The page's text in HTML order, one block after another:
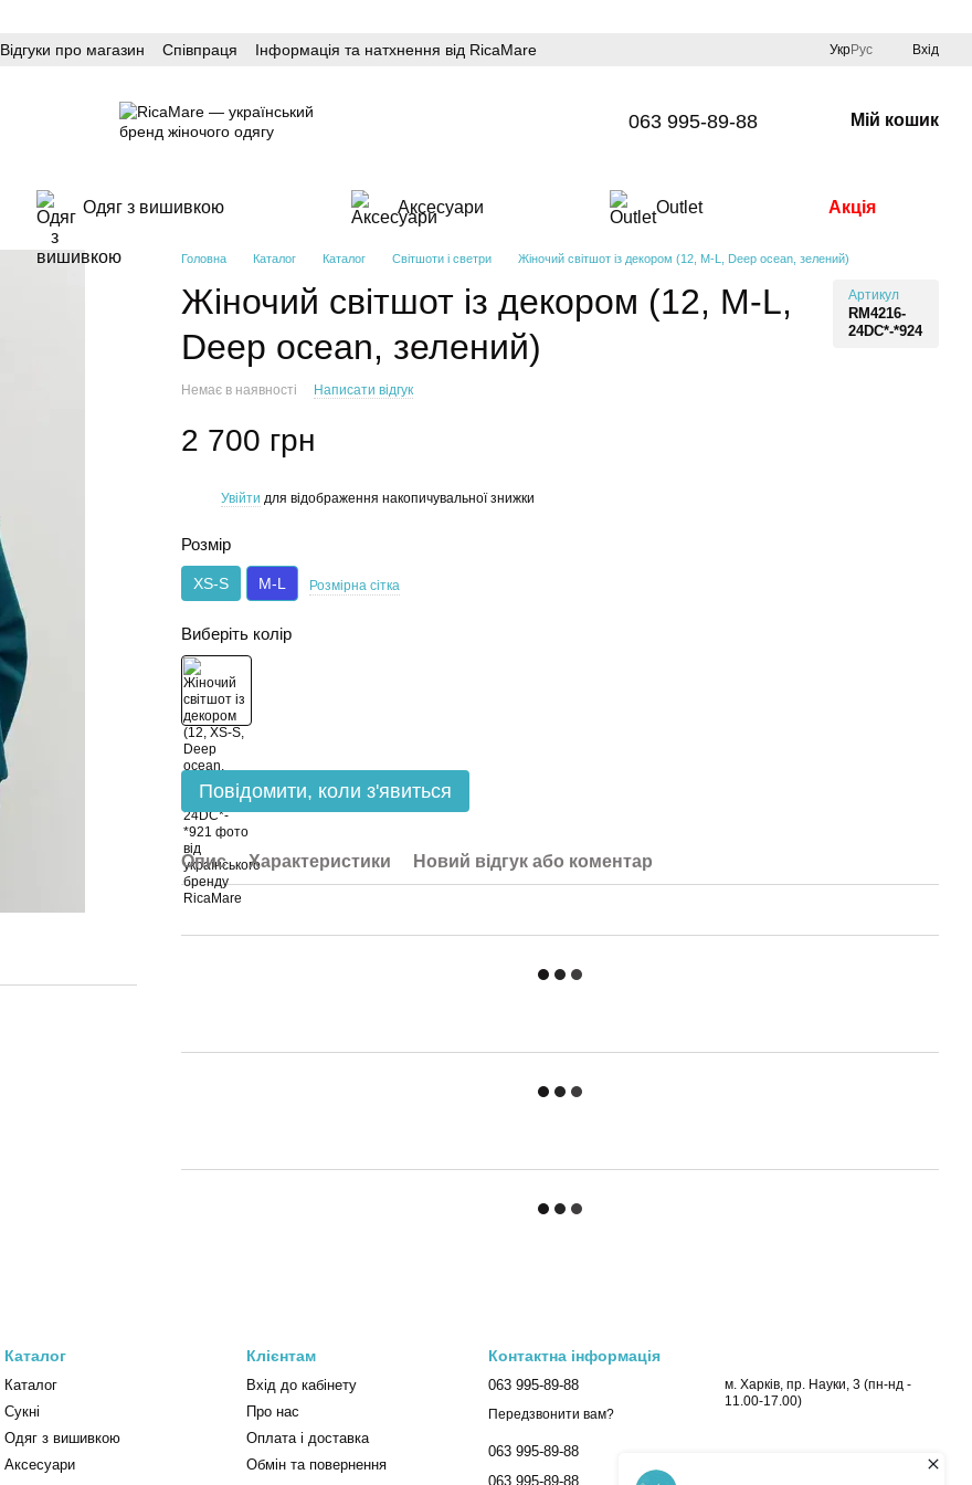
Відгуки про магазин Співпраця Інформація та натхнення від RicaMare УкрРус Вхід
063 995-89-88 Мій кошик
Одяг з вишивкою Аксесуари Outlet Акція
Головна Каталог Каталог Світшоти і светри Жіночий світшот із декором (12, M-L, Deep ocean, зелений)
Жіночий світшот із декором (12, M-L,
Deep ocean, зелений)
Артикул
RM4216-
24DC*-*924
Немає в наявності Написати відгук
2 700 грн
Увійти для відображення накопичувальної знижки
Розмір
XS-S M-L Розмірна сітка
Виберіть колір
Повідомити, коли з'явиться
Опис Характеристики Новий відгук або коментар
Каталог
Каталог
Сукні
Одяг з вишивкою
Аксесуари
Клієнтам
Вхід до кабінету
Про нас
Оплата і доставка
Обмін та повернення
Контактна інформація
063 995-89-88
Передзвонити вам?
063 995-89-88
063 995-89-88
м. Харків, пр. Науки, 3 (пн-нд -
11.00-17.00)